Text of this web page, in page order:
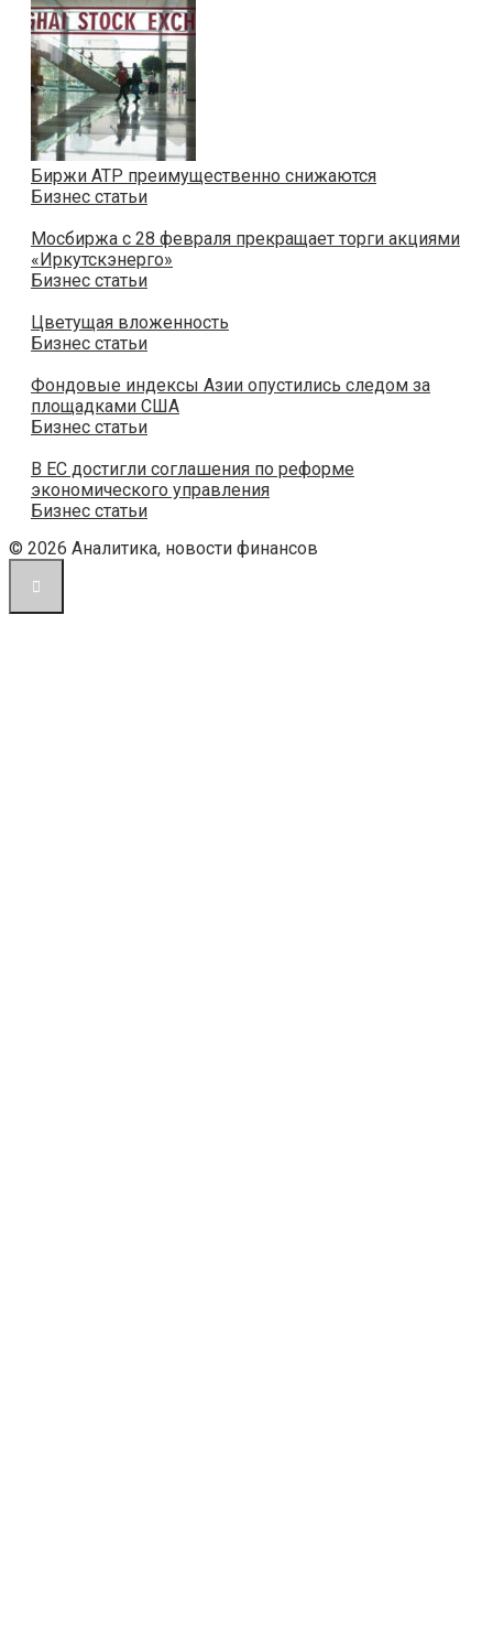
Биржи АТР преимущественно снижаются
Бизнес статьи
Мосбиржа с 28 февраля прекращает торги акциями
«Иркутскэнерго»
Бизнес статьи
Цветущая вложенность
Бизнес статьи
Фондовые индексы Азии опустились следом за
площадками США
Бизнес статьи
В ЕС достигли соглашения по реформе
экономического управления
Бизнес статьи
© 2026 Аналитика, новости финансов